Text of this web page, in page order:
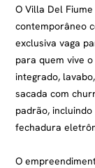
O Villa Del
contemporâneo
exclusiva vaga
para quem vive
integrado,
sacada com
padrão,
fechadura
O